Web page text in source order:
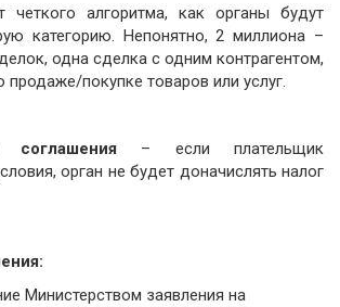
четкого алгоритма, как органы будут
категорию. Непонятно, 2 миллиона –
одна сделка с одним контрагентом,
продаже/покупке товаров или услуг.
соглашения – если плательщик
орган не будет доначислять налог
Министерством заявления на